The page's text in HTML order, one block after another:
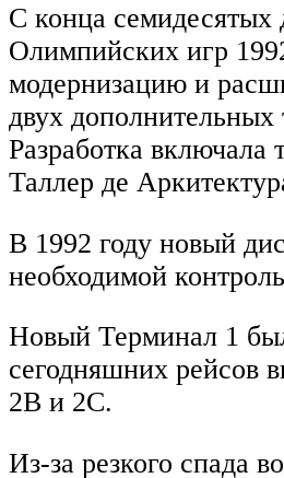
С конца семидесятых
Олимпийских игр
модернизацию и
двух дополнительных
Разработка
Таллер де
В 1992 году новый
необходимой
Новый Терминал 1
сегодняшних рейсов
2B и 2C.
Из-за резкого спада